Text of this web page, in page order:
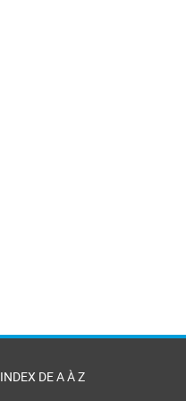
INDEX DE A À Z